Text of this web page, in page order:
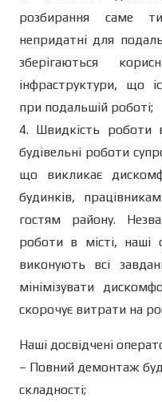
розбирання саме
непридатні для
зберігаються
інфраструктури, що
при подальшій роботі;
4. Швидкість роботи
будівельні роботи
що викликає
будинків,
гостям району.
роботи в місті, наші
виконують всі
мінімізувати
скорочує витрати на
Наші досвідчені
– Повний демонтаж
складності;